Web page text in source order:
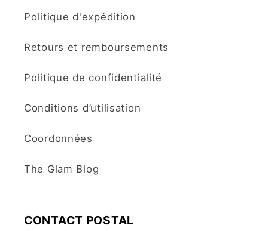
Politique d'expédition
Retours et remboursements
Politique de confidentialité
Conditions d’utilisation
Coordonnées
The Glam Blog
CONTACT POSTAL